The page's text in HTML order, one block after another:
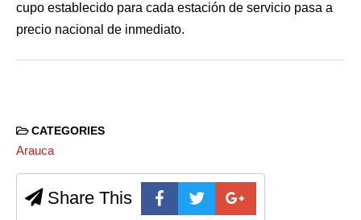
cupo establecido para cada estación de servicio pasa a
precio nacional de inmediato.
CATEGORIES
Arauca
Share This